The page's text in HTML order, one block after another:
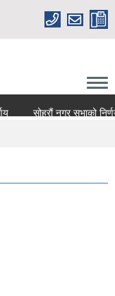
सोह्रौं नगर सभाको निर्णय